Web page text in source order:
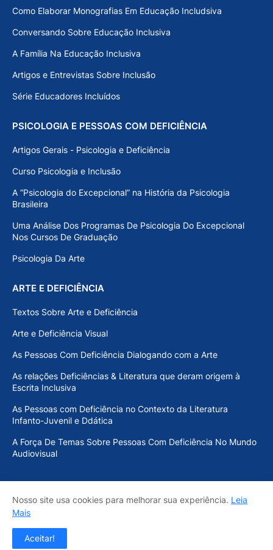
Como Elaborar Monografias Em Educação Includsiva
Conversando Sobre Educação Inclusiva
A Família Na Educação Inclusiva
Artigos e Entrevistas Sobre Inclusão
Série Educadores Incluídos
PSICOLOGIA E PESSOAS COM DEFICIÊNCIA
Artigos Gerais - Psicologia e Deficiência
Curso Psicologia e Inclusão
A “Psicologia do Excepcional” na História da Psicologia
Brasileira
Uma Análise Dos Programas De Psicologia Do Excepcional
Nos Cursos De Graduação
Psicologia Da Arte
ARTE E DEFICIÊNCIA
Textos Sobre Arte e Deficiência
Arte e Deficiência Visual
As Pessoas Com Deficiência Dialogando com a Arte
As relações Deficiências & Literatura que deram origem à
Escrita Inclusiva
As Pessoas com Deficiência no Contexto da Literatura
Infanto-Juvenil e Ddática
A Força De Temas Sobre Pessoas Com Deficiência No Mundo
Audiovisual
Copyright - MEMORIAL E ACERVO INCLUSIVO EMILIO
Sobre o MEF Acervo Inclusivo Contato
Nosso site usa cookies para melhorar sua experiência. Leia
Mais
Aceitar!